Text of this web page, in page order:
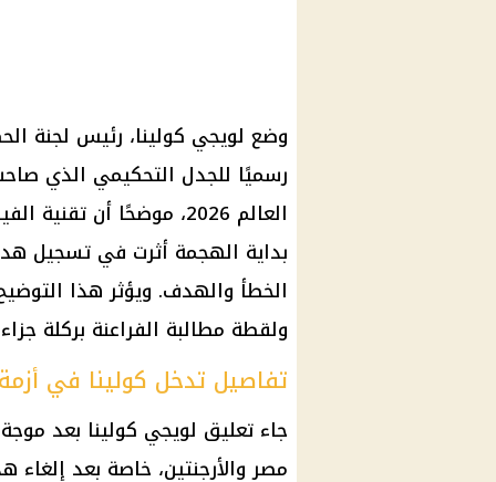
وضع لويجي كولينا، رئيس لجنة
العالم 2026، موضحًا أن
بداية الهجمة أثرت في تسجيل
الخطأ والهدف. ويؤثر هذا
ولقطة مطالبة الفراعنة بركلة
تفاصيل تدخل كولينا في
جاء تعليق لويجي كولينا بعد
مصر والأرجنتين، خاصة بعد